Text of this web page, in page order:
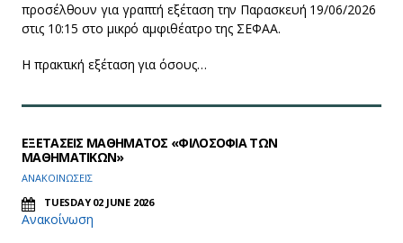
προσέλθουν για γραπτή εξέταση την Παρασκευή 19/06/2026
στις 10:15 στο μικρό αμφιθέατρο της ΣΕΦΑΑ.
Η πρακτική εξέταση για όσους…
ΕΞΕΤΑΣΕΙΣ ΜΑΘΗΜΑΤΟΣ «ΦΙΛΟΣΟΦΙΑ ΤΩΝ
ΜΑΘΗΜΑΤΙΚΩΝ»
ΑΝΑΚΟΙΝΩΣΕΙΣ
TUESDAY 02 JUNE 2026
Ανακοίνωση